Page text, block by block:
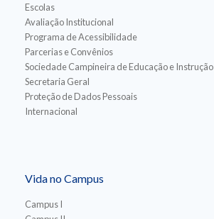
Escolas
Avaliação Institucional
Programa de Acessibilidade
Parcerias e Convênios
Sociedade Campineira de Educação e Instrução
Secretaria Geral
Proteção de Dados Pessoais
Internacional
Vida no Campus
Campus I